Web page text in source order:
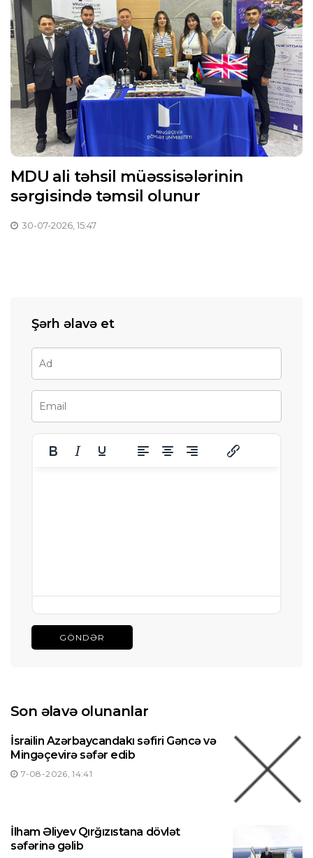
MDU ali təhsil müəssisələrinin
sərgisində təmsil olunur
30-07-2026, 15:47
Şərh əlavə et
GÖNDƏR
Son əlavə olunanlar
İsrailin Azərbaycandakı səfiri Gəncə və
Mingəçevirə səfər edib
7-08-2026, 14:41
İlham Əliyev Qırğızıstana dövlət
səfərinə gəlib